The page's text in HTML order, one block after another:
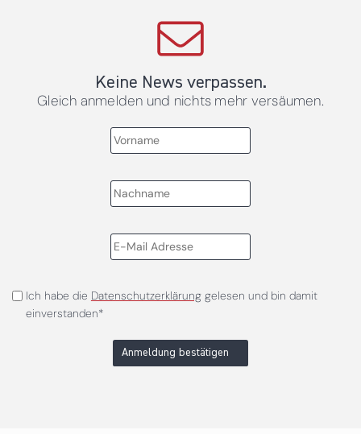
Keine News verpassen.
Gleich anmelden und nichts mehr versäumen.
Ich habe die Datenschutzerklärunggelesen und bin damit
einverstanden*
Anmeldung bestätigen